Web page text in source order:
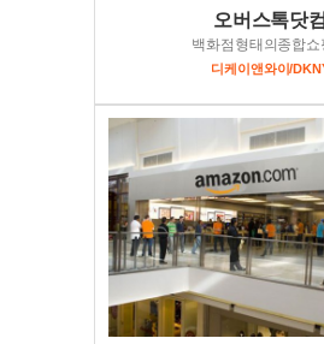
오버스톡닷컴
백화점형태의종합쇼
디케이앤와이/